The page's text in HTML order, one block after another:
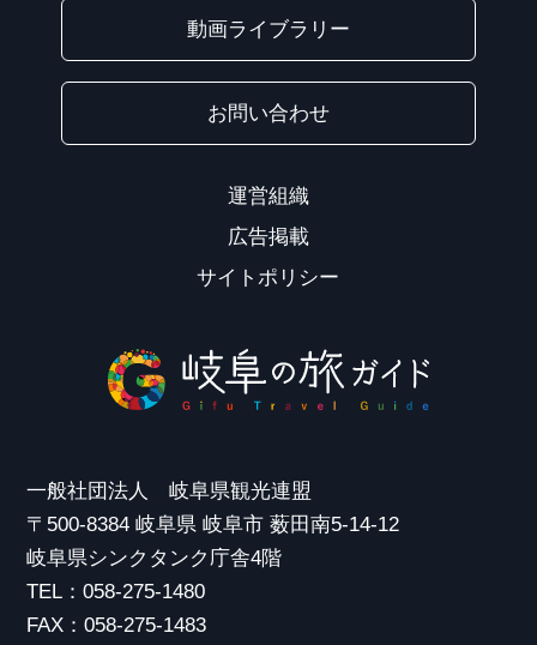
動画ライブラリー
お問い合わせ
運営組織
広告掲載
サイトポリシー
一般社団法人 岐阜県観光連盟
〒500-8384 岐阜県 岐阜市 薮田南5-14-12
岐阜県シンクタンク庁舎4階
TEL：058-275-1480
FAX：058-275-1483